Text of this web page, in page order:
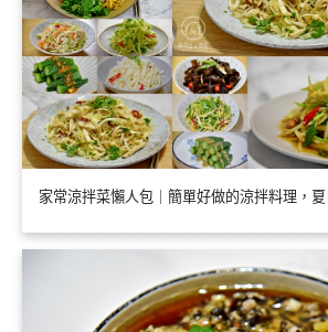
家常涼拌菜懶人包｜簡單好做的涼拌料理，